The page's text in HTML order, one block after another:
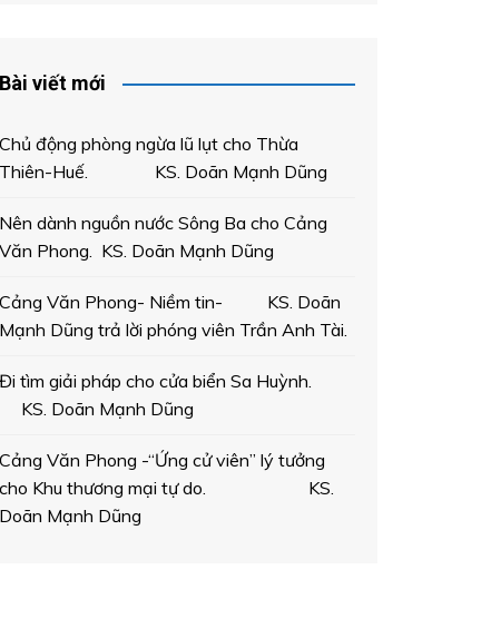
Bài viết mới
Chủ động phòng ngừa lũ lụt cho Thừa
Thiên-Huế. KS. Doãn Mạnh Dũng
Nên dành nguồn nước Sông Ba cho Cảng
Văn Phong. KS. Doãn Mạnh Dũng
Cảng Văn Phong- Niềm tin- KS. Doãn
Mạnh Dũng trả lời phóng viên Trần Anh Tài.
Đi tìm giải pháp cho cửa biển Sa Huỳnh.
KS. Doãn Mạnh Dũng
Cảng Văn Phong -“Ứng cử viên” lý tưởng
cho Khu thương mại tự do. KS.
Doãn Mạnh Dũng